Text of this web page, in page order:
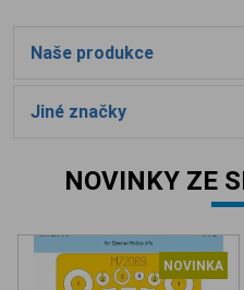
Naše produkce
Jiné značky
NOVINKY ZE
NOVINKA